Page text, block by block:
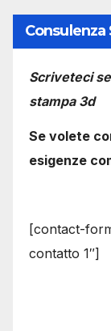
Consulenza
Scriveteci
stampa 3d
Se volete
esigenze
[contact-
contatto 1″]